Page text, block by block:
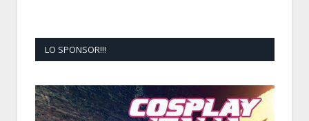
LO SPONSOR!!!